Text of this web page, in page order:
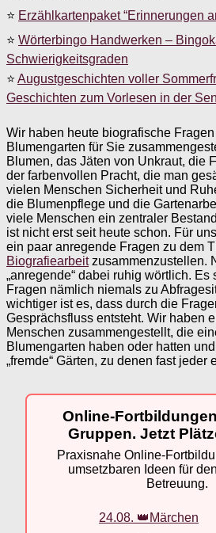
⭐ Erzählkartenpaket “Erinnerungen
⭐ Wörterbingo Handwerken –
Schwierigkeitsgraden
⭐ Augustgeschichten voller
Geschichten zum Vorlesen in der
Wir haben heute biografische
Blumengarten für Sie
Blumen, das Jäten von Unkraut, die
der farbenvollen Pracht, die man
vielen Menschen Sicherheit und
die Blumenpflege und die
viele Menschen ein zentraler
ist nicht erst seit heute schon. Für
ein paar anregende Fragen zu dem
Biografiearbeitzusammenzustellen.
„anregende“ dabei ruhig wörtlich.
Fragen nämlich niemals zu
wichtiger ist es, dass durch die
Gesprächsfluss entsteht. Wir haben
Menschen zusammengestellt, die
Blumengarten haben oder hatten
„fremde“ Gärten, zu denen fast jeder
Online-
Gruppen. Jetzt
Praxisnahe Online-
umsetzbaren Ideen für
Betreuung.
24.08. 👑Märchen